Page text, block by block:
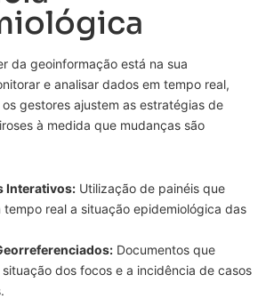
da geoinformação está na sua
e analisar dados em tempo real,
gestores ajustem as estratégias de
à medida que mudanças são
Interativos: Utilização de painéis que
tempo real a situação epidemiológica das
Documentos que
dos focos e a incidência de casos